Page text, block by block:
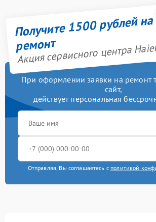
Получите 1500 рублей на
ремонт
Акция сервисного центра
При оформлении заявки на ремонт
сайт,
действует персональная
Отправляя, Вы соглашаетесь с политикой